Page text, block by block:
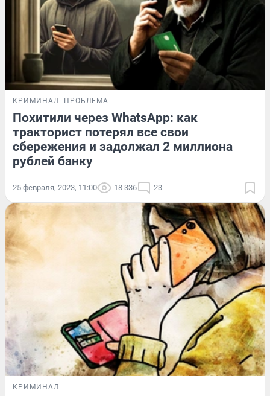
КРИМИНАЛ ПРОБЛЕМА
Похитили через WhatsApp: как
тракторист потерял все свои
сбережения и задолжал 2 миллиона
рублей банку
25 февраля, 2023, 11:00 18 336 23
КРИМИНАЛ